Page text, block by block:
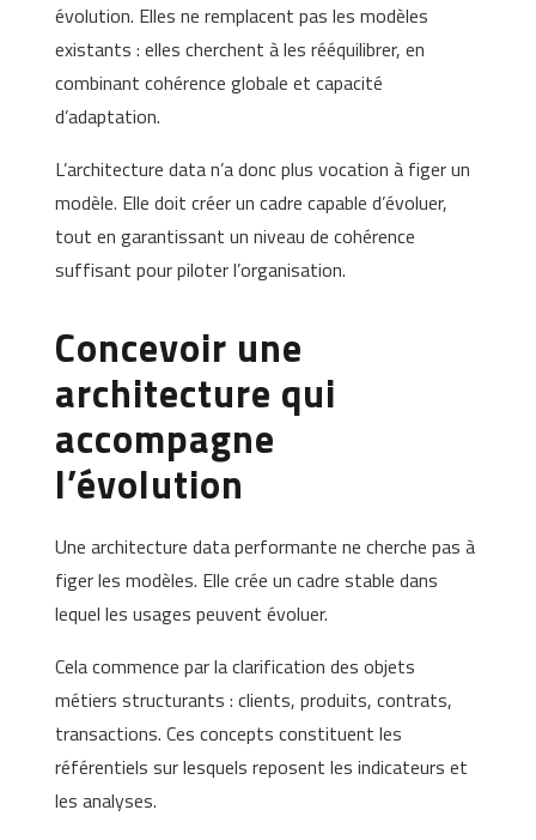
évolution. Elles ne remplacent pas les modèles
existants : elles cherchent à les rééquilibrer, en
combinant cohérence globale et capacité
d’adaptation.
L’architecture data n’a donc plus vocation à figer un
modèle. Elle doit créer un cadre capable d’évoluer,
tout en garantissant un niveau de cohérence
suffisant pour piloter l’organisation.
Concevoir une
architecture qui
accompagne
l’évolution
Une architecture data performante ne cherche pas à
figer les modèles. Elle crée un cadre stable dans
lequel les usages peuvent évoluer.
Cela commence par la clarification des objets
métiers structurants : clients, produits, contrats,
transactions. Ces concepts constituent les
référentiels sur lesquels reposent les indicateurs et
les analyses.